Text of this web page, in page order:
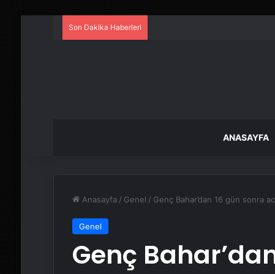
Son Dakika Haberleri
ANASAYFA
Anasayfa / Genel / Genç Bahar’dan 16 gün sonra
Genel
Genç